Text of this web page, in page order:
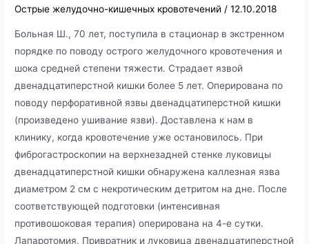
Острые желудочно-кишечных кровотечений /12.10.2018
Больная Ш., 70 лет, поступила в стационар в экстренном
порядке по поводу острого желудочного кровотечения и
шока средней степени тяжести. Страдает язвой
двенадцатиперстной кишки более 5 лет. Оперирована по
поводу перфоративной язвы двенадцатиперстной кишки
(произведено ушивание язви). Доставлена к нам в
клинику, когда кровотечение уже остановилось. При
фиброгастроскопии на верхнезадней стенке луковицы
двенадцатиперстной кишки обнаружена каллезная язва
диаметром 2 см с некротическим детритом на дне. После
соответствующей подготовки (интенсивная
противошоковая терапия) оперирована на 4-е сутки.
Лапаротомия. Привратник и луковица двенадцатиперстной